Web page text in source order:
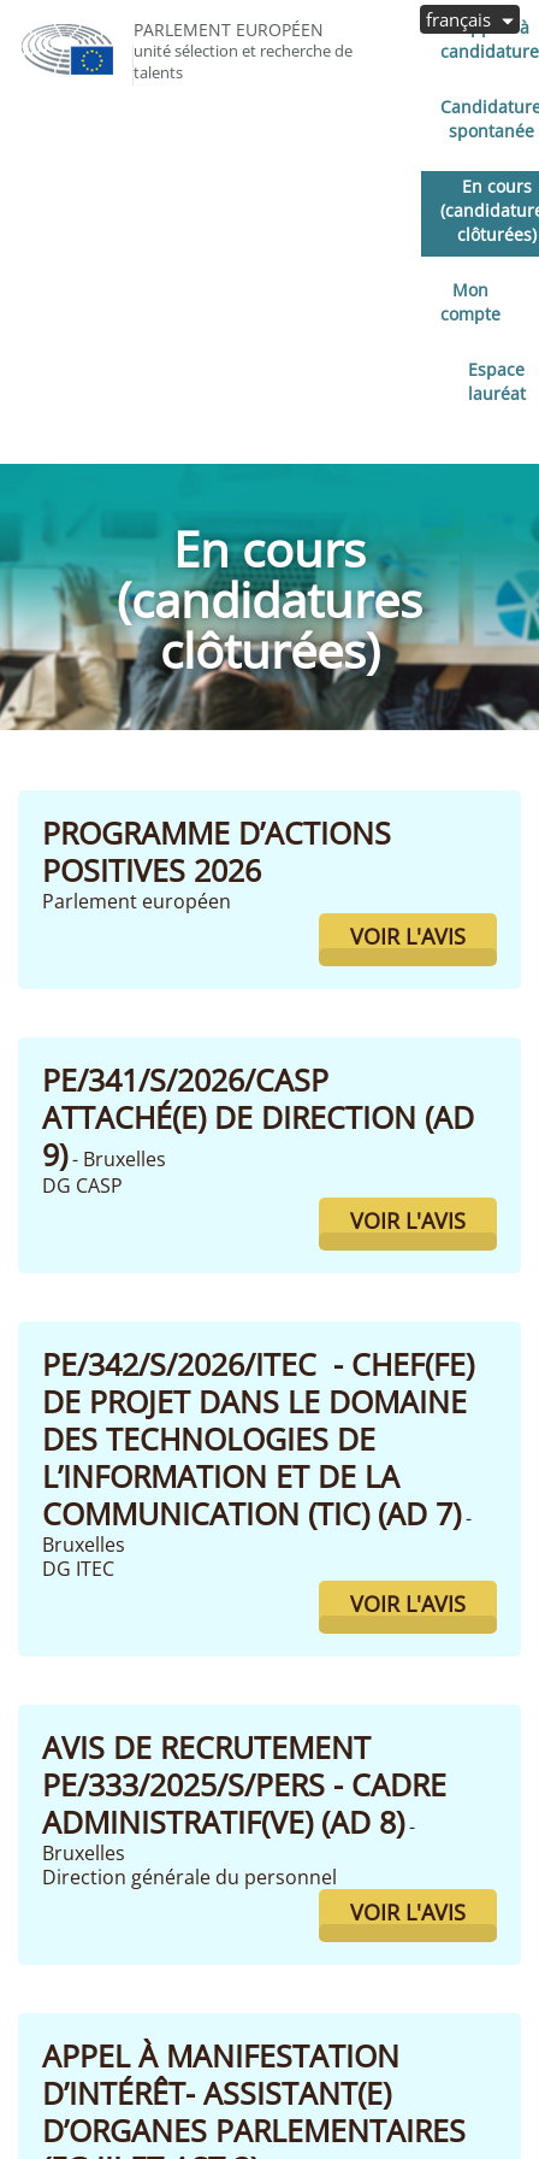
PARLEMENT EUROPÉEN
unité sélection et recherche de
talents
Appels à
spontanée
En cours
clôturées)
Mon
compte
Espace
lauréat
français
En cours
(candidatures
clôturées)
PROGRAMME D’ACTIONS
POSITIVES 2026
Parlement européen
VOIR L'AVIS
PE/341/S/2026/CASP
ATTACHÉ(E) DE DIRECTION (AD
9)- Bruxelles
DG CASP
VOIR L'AVIS
PE/342/S/2026/ITEC - CHEF(FE)
DE PROJET DANS LE DOMAINE
DES TECHNOLOGIES DE
L’INFORMATION ET DE LA
COMMUNICATION (TIC) (AD 7)-
Bruxelles
DG ITEC
VOIR L'AVIS
AVIS DE RECRUTEMENT
PE/333/2025/S/PERS - CADRE
ADMINISTRATIF(VE) (AD 8)-
Bruxelles
Direction générale du personnel
VOIR L'AVIS
APPEL À MANIFESTATION
D’INTÉRÊT- ASSISTANT(E)
D’ORGANES PARLEMENTAIRES